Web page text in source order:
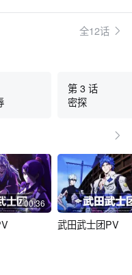
。在那里，还有武田
士团，与武藏同龄的
之中，武藏一行也加
而他们要挑战的八岐
全12话
第 3 话
密探
00:36
武田武士团PV